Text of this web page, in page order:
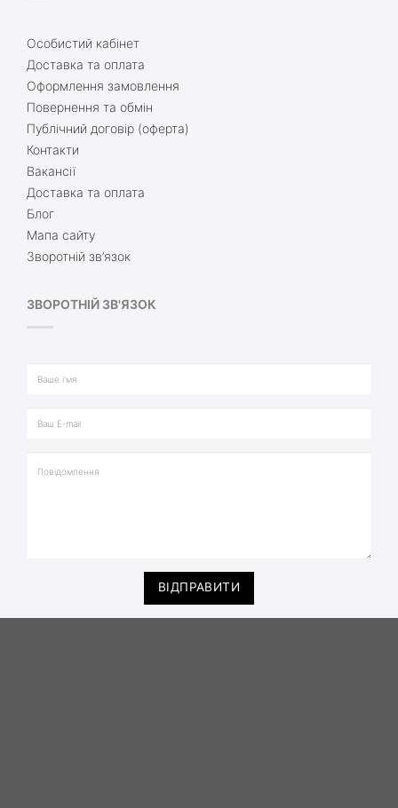
Особистий кабінет
Доставка та оплата
Оформлення замовлення
Повернення та обмін
Публічний договір (оферта)
Контакти
Вакансії
Доставка та оплата
Блог
Мапа сайту
Зворотній зв’язок
ЗВОРОТНІЙ ЗВ'ЯЗОК
ВІДПРАВИТИ